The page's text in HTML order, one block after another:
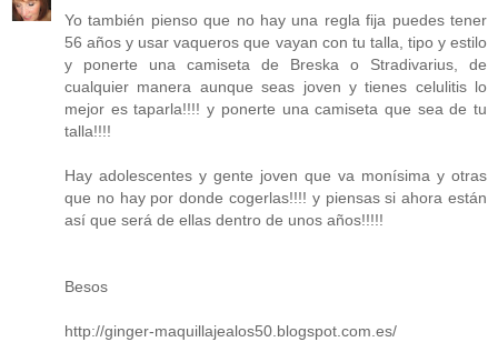
Yo también pienso que no hay una regla fija puedes tener
56 años y usar vaqueros que vayan con tu talla, tipo y estilo
y ponerte una camiseta de Breska o Stradivarius, de
cualquier manera aunque seas joven y tienes celulitis lo
mejor es taparla!!!! y ponerte una camiseta que sea de tu
talla!!!!
Hay adolescentes y gente joven que va monísima y otras
que no hay por donde cogerlas!!!! y piensas si ahora están
así que será de ellas dentro de unos años!!!!!
Besos
http://ginger-maquillajealos50.blogspot.com.es/